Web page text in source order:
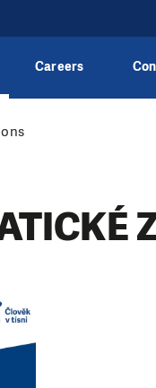
Careers